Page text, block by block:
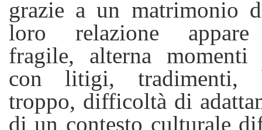
grazie a un matrimonio
loro relazione appare
fragile, alterna momenti
con litigi, tradimenti,
troppo, difficoltà di
di un contesto culturale